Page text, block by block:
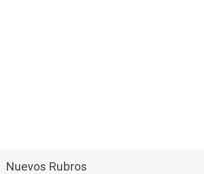
Nuevos Rubros